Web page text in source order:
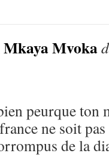
Mvoka
peurque ton
ne soit
de la